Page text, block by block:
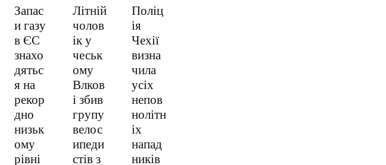
Запас
и газу
в ЄС
знахо
дятьс
я на
рекор
дно
низьк
ому
рівні
Літній
чолов
ік у
чеськ
ому
Влков
і збив
групу
велос
ипеди
стів з
Поліц
ія
Чехії
визна
чила
усіх
непов
нолітн
іх
напад
ників